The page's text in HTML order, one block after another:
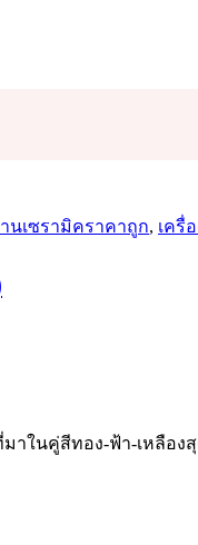
นเซรามิคราคาถูก, เครื่
มาในคู่สีทอง-ฟ้า-เหลือง